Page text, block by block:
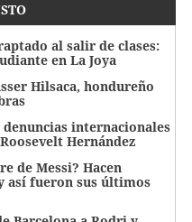
al salir de clases:
en La Joya
Hilsaca, hondureño
internacionales
Hernández
de Messi? Hacen
así fueron sus últimos